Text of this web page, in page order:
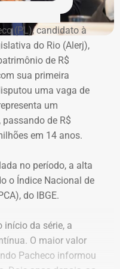
o benefício do
em 2019 pela
a uma
agressor. Em caso de
é acionada e
agressor por telefone.
quando terminou a
informou possuir três
e depósitos em
mil.
2022, quando voltou
Legislativa (Alerj) e
patrimônio declarado
os bens
veículos que
societárias em
da cidade de Nova
em bens,
1,12 milhão, além de
(PL), candidato à
do Rio (Alerj),
de R$
sua primeira
uma vaga de
um
de R$
em 14 anos.
no período, a alta
o Índice Nacional de
do IBGE.
início da série, a
O maior valor
Pacheco informou